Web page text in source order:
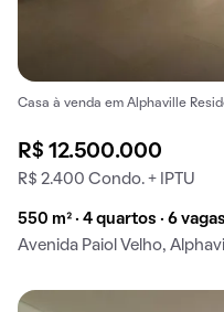
Casa à venda em Alphaville
R$ 12.500.000
R$ 2.400 Condo. + IPTU
550 m² · 4 quartos · 6 vagas
Avenida Paiol Velho,